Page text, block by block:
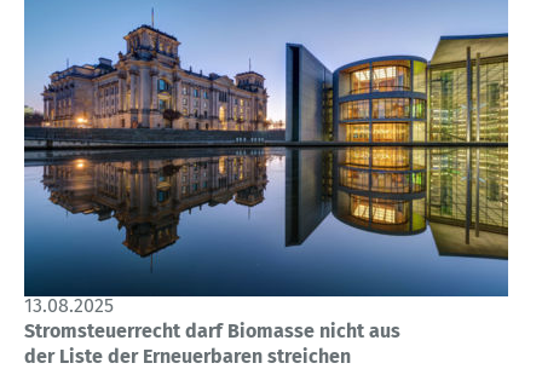
13.08.2025
Stromsteuerrecht darf Biomasse nicht aus
der Liste der Erneuerbaren streichen